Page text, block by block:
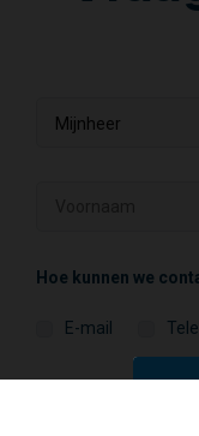
Hoe kunnen we
E-mail